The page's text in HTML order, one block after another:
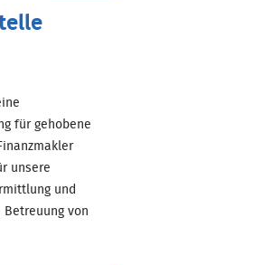
für gehobene
unsere
und
Betreuung von